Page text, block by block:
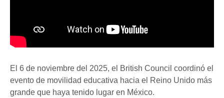
El 6 de noviembre del 2025, el British Council coordinó el
evento de movilidad educativa hacia el Reino Unido más
grande que haya tenido lugar en México.